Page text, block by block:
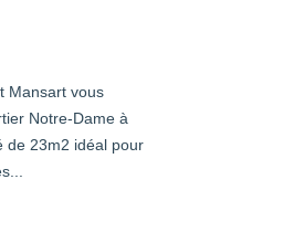
Mansart vous
Notre-Dame à
de 23m2 idéal pour